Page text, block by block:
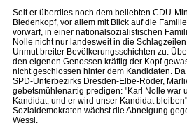
Seit er überdies noch dem beliebten CDU-
Biedenkopf, vor allem mit Blick auf die
vorwarf, in einer nationalsozialistischen
Nolle nicht nur landesweit in die
Unmut breiter Bevölkerungsschichten zu.
den eigenen Genossen kräftig der Kopf
nicht geschlossen hinter dem Kandidaten.
SPD-Unterbezirks Dresden-Elbe-Röder,
gebetsmühlenartig predigen: "Karl Nolle war
Kandidat, und er wird unser Kandidat
Sozialdemokraten wächst die Abneigung
Wessi.